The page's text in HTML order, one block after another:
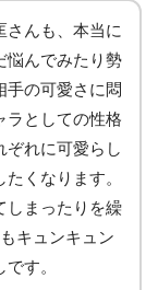
さんも、本当に
悩んでみたり勢
手の可愛さに悶
ラとしての性格
ぞれに可愛らし
くなります。
しまったりを繰
キュンキュン
す。